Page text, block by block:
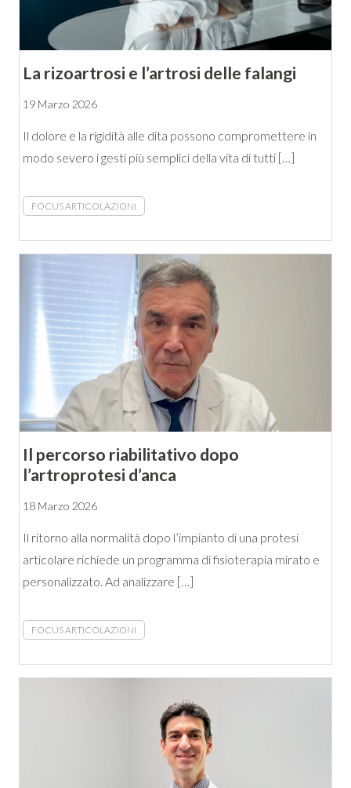
La rizoartrosi e l’artrosi delle falangi
19 Marzo 2026
Il dolore e la rigidità alle dita possono compromettere in
modo severo i gesti più semplici della vita di tutti […]
FOCUS ARTICOLAZIONI
Il percorso riabilitativo dopo
l’artroprotesi d’anca
18 Marzo 2026
Il ritorno alla normalità dopo l’impianto di una protesi
articolare richiede un programma di fisioterapia mirato e
personalizzato. Ad analizzare […]
FOCUS ARTICOLAZIONI